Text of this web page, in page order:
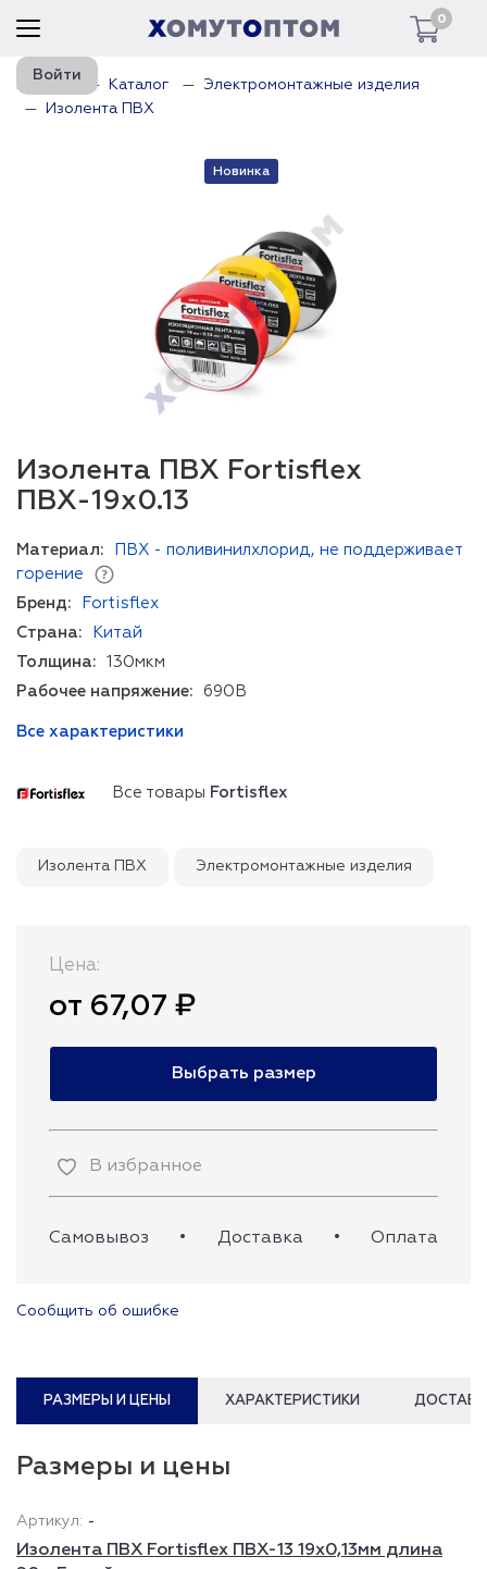
0
Войти
Главная Каталог
Электромонтажные изделия
Изолента ПВХ
Новинка
Изолента ПВХ Fortisflex
ПВХ-19x0.13
Материал:
ПВХ - поливинилхлорид, не поддерживает
горение
Бренд:
Fortisflex
Страна:
Китай
Толщина:
130мкм
Рабочее напряжение:
690В
Все характеристики
Все товары Fortisflex
Изолента ПВХ Электромонтажные изделия
Цена:
от 67,07 ₽
Выбрать размер
В избранное
Самовывоз • Доставка • Оплата
Сообщить об ошибке
РАЗМЕРЫ И ЦЕНЫ ХАРАКТЕРИСТИКИ
Размеры и цены
-
Изолента ПВХ Fortisflex ПВХ-13 19x0,13мм длина